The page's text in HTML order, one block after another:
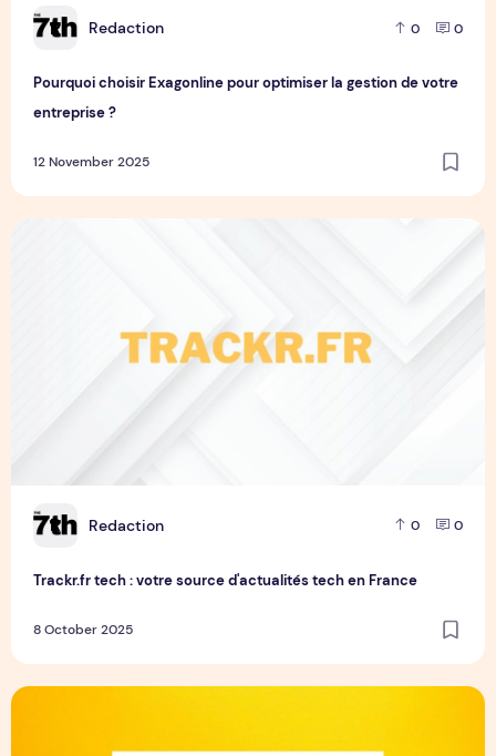
R Redaction 0 0
Pourquoi choisir Exagonline pour optimiser la gestion de votre
entreprise ?
12 November 2025
R Redaction 0 0
Trackr.fr tech : votre source d'actualités tech en France
8 October 2025
Videoposte : service postal numérique de La Poste ?